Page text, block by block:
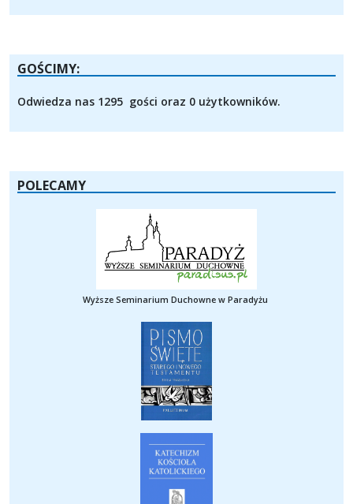
GOŚCIMY:
Odwiedza nas 1295 gości oraz 0 użytkowników.
POLECAMY
Wyższe Seminarium Duchowne w Paradyżu